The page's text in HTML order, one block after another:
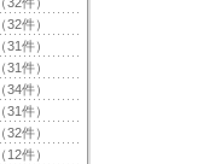
（32件）
（31件）
（31件）
（34件）
（31件）
（32件）
（12件）